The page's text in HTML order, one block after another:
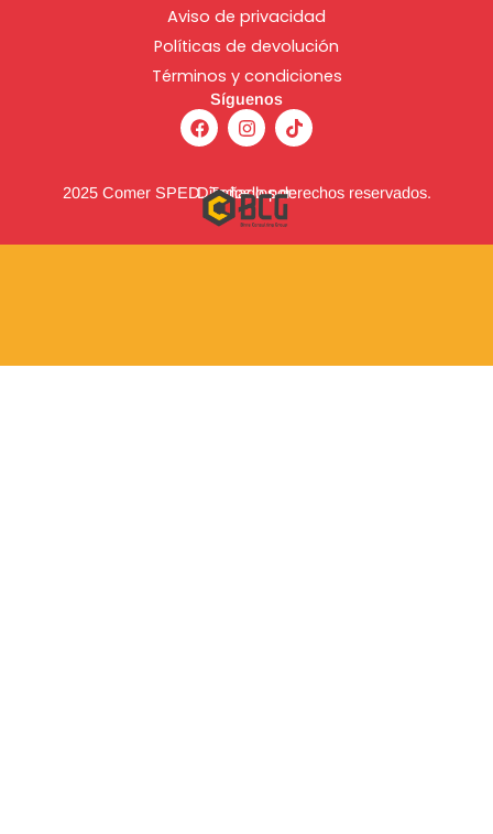
Aviso de privacidad
Políticas de devolución
Términos y condiciones
Síguenos
F
a
c
b
o
o
k
I
n
s
a
g
r
a
T
i
k
o
2025 Comer SPED. Todos los derechos reservados.
Diseñado por: